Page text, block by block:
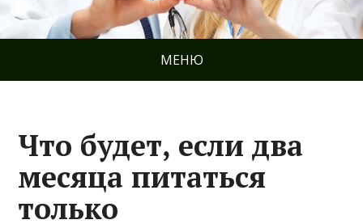
МЕНЮ
Что будет, если два
месяца питаться
только